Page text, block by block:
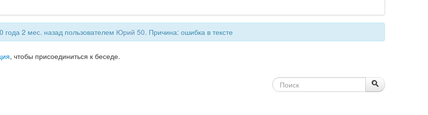
года 2 мес. назад пользователем Юрий 50. Причина: ошибка в тексте
, чтобы присоединиться к беседе.